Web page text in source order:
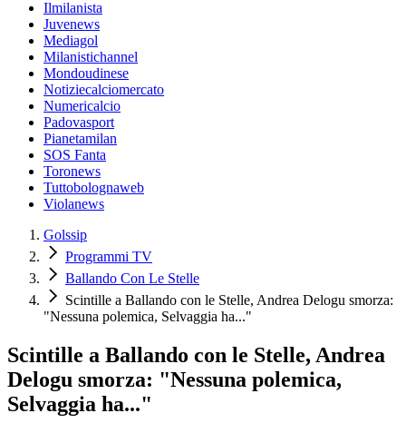
Ilmilanista
Juvenews
Mediagol
Milanistichannel
Mondoudinese
Notiziecalciomercato
Numericalcio
Padovasport
Pianetamilan
SOS Fanta
Toronews
Tuttobolognaweb
Violanews
Golssip
Programmi TV
Ballando Con Le Stelle
Scintille a Ballando con le Stelle, Andrea Delogu smorza:
"Nessuna polemica, Selvaggia ha..."
Scintille a Ballando con le Stelle, Andrea
Delogu smorza: "Nessuna polemica,
Selvaggia ha..."